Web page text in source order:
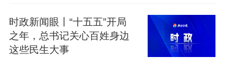
名“90后”快递员是河北邢台老乡，也都干了
六七年了。
时政新闻眼丨“十五五”开局
之年，总书记关心百姓身边
这些民生大事